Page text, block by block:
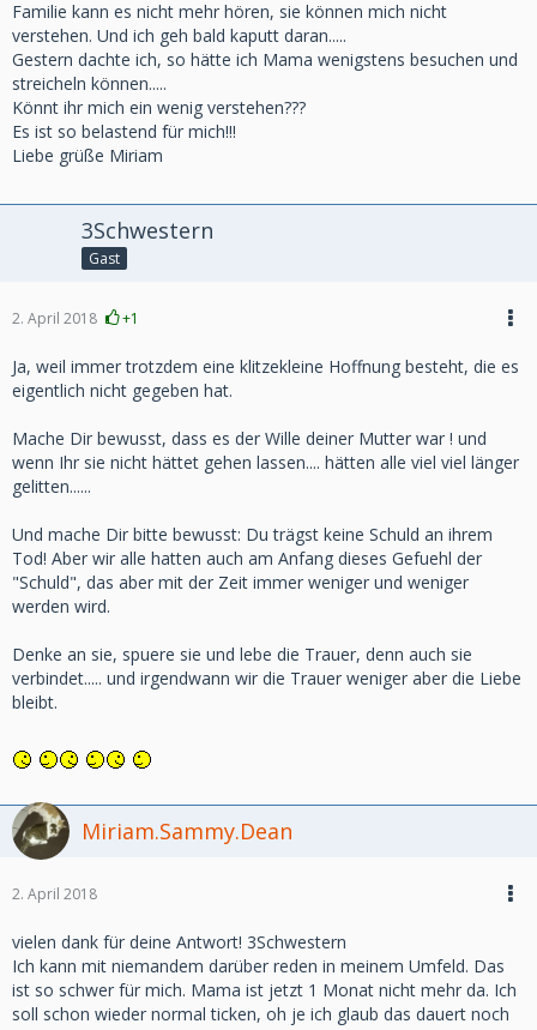
Familie kann es nicht mehr hören, sie können mich nicht
verstehen. Und ich geh bald kaputt daran.....
Gestern dachte ich, so hätte ich Mama wenigstens besuchen und
streicheln können.....
Könnt ihr mich ein wenig verstehen???
Es ist so belastend für mich!!!
Liebe grüße Miriam
3Schwestern
Gast
2. April 2018 +1
Ja, weil immer trotzdem eine klitzekleine Hoffnung besteht, die es
eigentlich nicht gegeben hat.
Mache Dir bewusst, dass es der Wille deiner Mutter war ! und
wenn Ihr sie nicht hättet gehen lassen.... hätten alle viel viel länger
gelitten......
Und mache Dir bitte bewusst: Du trägst keine Schuld an ihrem
Tod! Aber wir alle hatten auch am Anfang dieses Gefuehl der
"Schuld", das aber mit der Zeit immer weniger und weniger
werden wird.
Denke an sie, spuere sie und lebe die Trauer, denn auch sie
verbindet..... und irgendwann wir die Trauer weniger aber die Liebe
bleibt.
Miriam.Sammy.Dean
2. April 2018
vielen dank für deine Antwort! 3Schwestern
Ich kann mit niemandem darüber reden in meinem Umfeld. Das
ist so schwer für mich. Mama ist jetzt 1 Monat nicht mehr da. Ich
soll schon wieder normal ticken, oh je ich glaub das dauert noch